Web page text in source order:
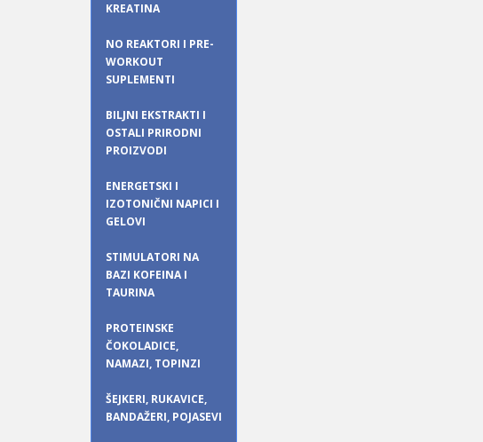
KREATINA
NO REAKTORI I PRE-
WORKOUT
SUPLEMENTI
BILJNI EKSTRAKTI I
OSTALI PRIRODNI
PROIZVODI
ENERGETSKI I
IZOTONIČNI NAPICI I
GELOVI
STIMULATORI NA
BAZI KOFEINA I
TAURINA
PROTEINSKE
ČOKOLADICE,
NAMAZI, TOPINZI
ŠEJKERI, RUKAVICE,
BANDAŽERI, POJASEVI